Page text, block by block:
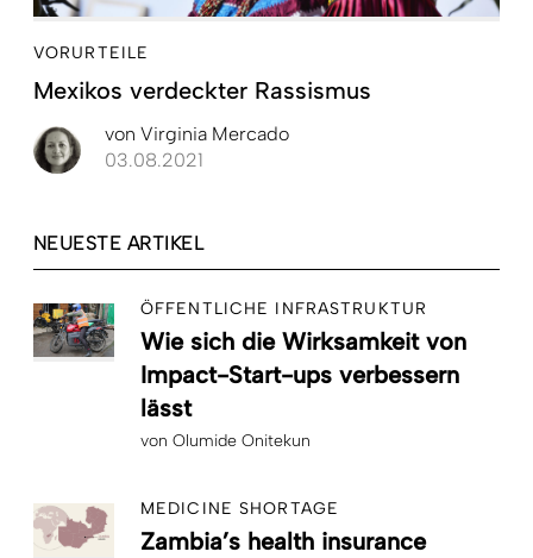
VORURTEILE
Mexikos verdeckter Rassismus
von Virginia Mercado
03.08.2021
NEUESTE ARTIKEL
ÖFFENTLICHE INFRASTRUKTUR
Wie sich die Wirksamkeit von
Impact-Start-ups verbessern
lässt
von Olumide Onitekun
MEDICINE SHORTAGE
Zambia’s health insurance